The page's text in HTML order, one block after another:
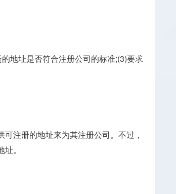
地址是否符合注册公司的标准;(3)要求
注册的地址来为其注册公司。不过，
。